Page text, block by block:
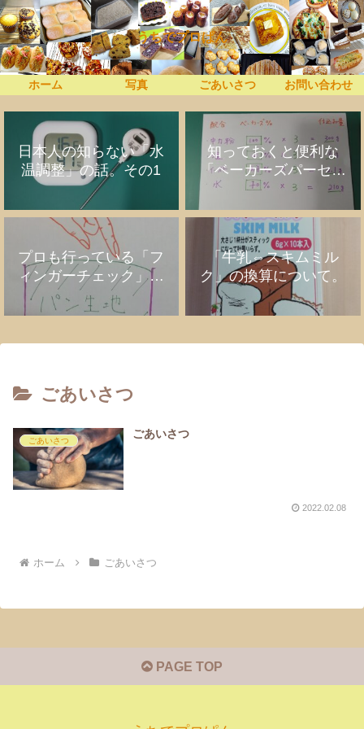
うちでプロぱん
ホーム 写真 ごあいさつ お問い合わせ
日本人の知らない「水
温調整」の話。その1
知っておくと便利な
「ベーカーズパーセン
ト」の話
プロも行っている「フ
ィンガーチェック」の
話。
「牛乳⇔スキムミル
ク」の換算について。
ごあいさつ
ごあいさつ
ごあいさつ
2022.02.08
ホーム ごあいさつ
PAGE TOP